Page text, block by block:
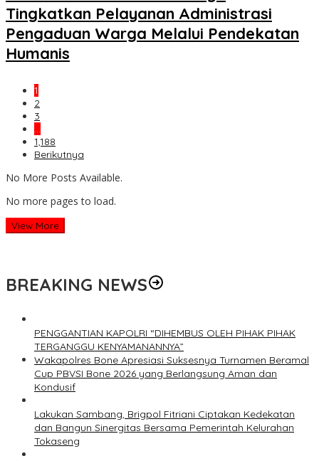
Tingkatkan Pelayanan Administrasi
Pengaduan Warga Melalui Pendekatan
Humanis
1
2
3
…
1,188
Berikutnya
No More Posts Available.
No more pages to load.
View More
BREAKING NEWS
PENGGANTIAN KAPOLRI “DIHEMBUS OLEH PIHAK PIHAK
TERGANGGU KENYAMANANNYA”
Wakapolres Bone Apresiasi Suksesnya Turnamen Beramal
Cup PBVSI Bone 2026 yang Berlangsung Aman dan
Kondusif
Lakukan Sambang, Brigpol Fitriani Ciptakan Kedekatan
dan Bangun Sinergitas Bersama Pemerintah Kelurahan
Tokaseng